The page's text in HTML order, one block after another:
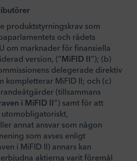
produktstyrningskrav som
och rådets
om marknader för finansiella
version, (”MiFID II”); (b)
delegerade direktiv
kompletterar MiFID II; och (c)
(tillsammans
i MiFID II”) samt för att
annat ansvar som någon
som avses enligt
i MiFID II) annars kan
aktierna varit föremål